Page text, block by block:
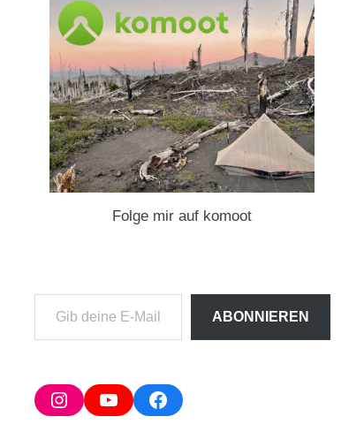
Folge mir auf komoot
deine
Adresse
ein ...
ABONNIEREN
InstagramYouTubeFacebook